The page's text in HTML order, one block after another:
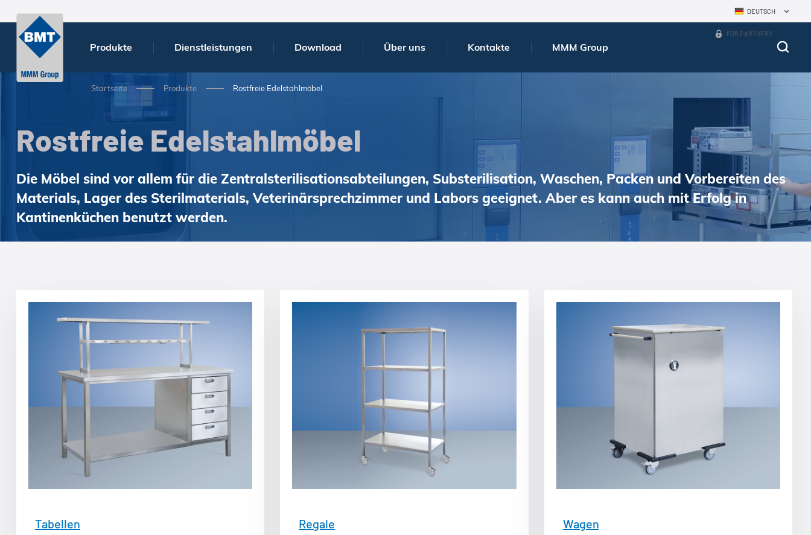
Produkte Dienstleistungen Download Über uns Kontakte MMM Group
DEUTSCH
FOR PARTNERS
Startseite Produkte Rostfreie Edelstahlmöbel
Rostfreie Edelstahlmöbel
Die Möbel sind vor allem für die Zentralsterilisationsabteilungen, Substerilisation, Waschen, Packen und Vorbereiten des
Materials, Lager des Sterilmaterials, Veterinärsprechzimmer und Labors geeignet. Aber es kann auch mit Erfolg in
Kantinenküchen benutzt werden.
Tabellen Regale Wagen